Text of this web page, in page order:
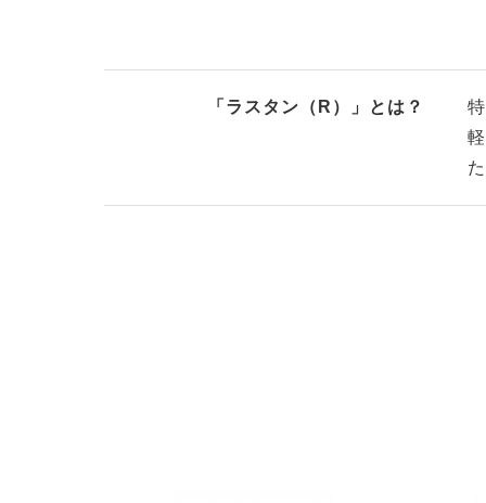
「ラスタン（R）」とは？